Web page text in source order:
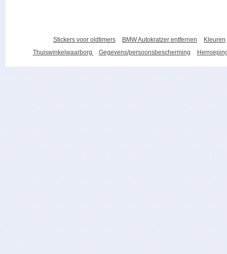
Stickers voor oldtimers BMW Autokratzer entfernen
Kleuren
Thuiswinkelwaarborg
Gegevens/persoonsbescherming